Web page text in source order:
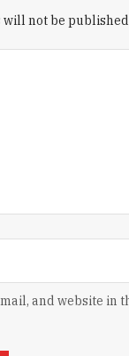
will not be
and website